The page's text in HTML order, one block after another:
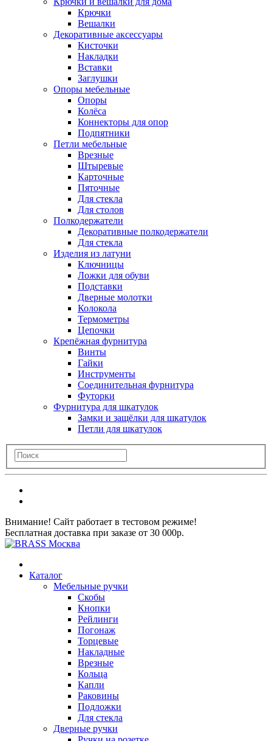
Крючки
Вешалки
Декоративные аксессуары
Кисточки
Накладки
Вставки
Заглушки
Опоры мебельные
Опоры
Колёса
Коннекторы для опор
Подпятники
Петли мебельные
Врезные
Штыревые
Карточные
Пяточные
Для стекла
Для столов
Полкодержатели
Декоративные полкодержатели
Для стекла
Изделия из латуни
Ключницы
Ложки для обуви
Подставки
Дверные молотки
Колокола
Термометры
Цепочки
Крепёжная фурнитура
Винты
Гайки
Инструменты
Соединительная фурнитура
Футорки
Фурнитура для шкатулок
Замки и защёлки для шкатулок
Петли для шкатулок
Внимание! Сайт работает в тестовом режиме!
Бесплатная доставка при заказе от 30 000р.
Каталог
Мебельные ручки
Скобы
Кнопки
Рейлинги
Погонаж
Торцевые
Накладные
Врезные
Кольца
Капли
Раковины
Подложки
Для стекла
Дверные ручки